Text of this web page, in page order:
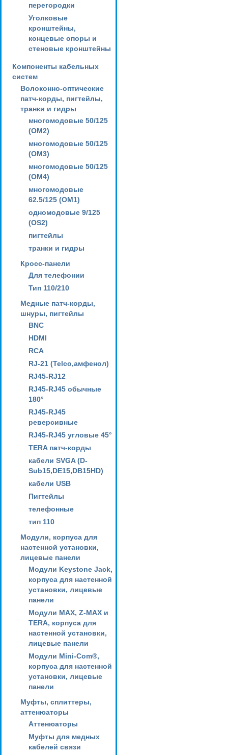
перегородки
Уголковые
кронштейны,
концевые опоры и
стеновые кронштейны
Компоненты кабельных
систем
Волоконно-оптические
патч-корды, пигтейлы,
транки и гидры
многомодовые 50/125
(OM2)
многомодовые 50/125
(OM3)
многомодовые 50/125
(OM4)
многомодовые
62.5/125 (OM1)
одномодовые 9/125
(OS2)
пигтейлы
транки и гидры
Кросс-панели
Для телефонии
Тип 110/210
Медные патч-корды,
шнуры, пигтейлы
BNC
HDMI
RCA
RJ-21 (Telco,амфенол)
RJ45-RJ12
RJ45-RJ45 обычные
180°
RJ45-RJ45
реверсивные
RJ45-RJ45 угловые 45°
TERA патч-корды
кабели SVGA (D-
Sub15,DE15,DB15HD)
кабели USB
Пигтейлы
телефонные
тип 110
Модули, корпуса для
настенной установки,
лицевые панели
Модули Keystone Jack,
корпуса для настенной
установки, лицевые
панели
Модули MAX, Z-MAX и
TERA, корпуса для
настенной установки,
лицевые панели
Модули Mini-Com®,
корпуса для настенной
установки, лицевые
панели
Муфты, сплиттеры,
аттенюаторы
Аттенюаторы
Муфты для медных
кабелей связи